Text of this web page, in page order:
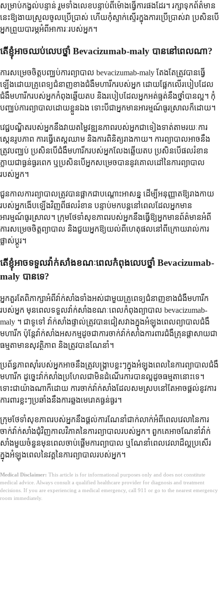
សម្រាប់កង្វល់បន្ទាន់ រួមទាំងលេខបន្ទាប់ពីម៉ោងធ្វើការផងដែរ។ រក្សាទុកព័ត៌មាន
នេះឱ្យងាយស្រួលចូលប្រើប្រាស់ ហើយកុំស្ទាក់ស្ទើរក្នុងការប្រើប្រាស់វា ប្រសិនបើ
អ្នកព្រួយបារម្ភអំពីអាការៈរបស់អ្នក។
តើខ្ញុំអាចឈប់លេបថ្នាំ Bevacizumab-maly បាននៅពេលណា?
ការសម្រេចចិត្តបញ្ឈប់ការព្យាបាល bevacizumab-maly តែងតែត្រូវបានធ្វើ
ឡើងដោយគ្រូពេទ្យជំនាញខាងជំងឺមហារីករបស់អ្នក ដោយផ្អែកលើរបៀបដែល
ជំងឺមហារីករបស់អ្នកកំពុងឆ្លើយតប និងរបៀបដែលអ្នកអត់ធ្មត់នឹងថ្នាំបានល្អ។ កុំ
បញ្ឈប់ការព្យាបាលដោយខ្លួនឯង ទោះបីជាអ្នកមានអារម្មណ៍ធូរស្រាលក៏ដោយ។
វេជ្ជបណ្ឌិតរបស់អ្នកនឹងវាយតម្លៃវឌ្ឍនភាពរបស់អ្នកជាទៀងទាត់តាមរយៈការ
ស្កេនរូបភាព ការធ្វើតេស្តឈាម និងការពិនិត្យរាងកាយ។ ការព្យាបាលអាចនឹង
ត្រូវបញ្ឈប់ ប្រសិនបើជំងឺមហារីករបស់អ្នកលែងឆ្លើយតប ប្រសិនបើផលរំខាន
ក្លាយជាធ្ងន់ធ្ងរពេក ឬប្រសិនបើអ្នកសម្រេចបាននូវគោលដៅនៃការព្យាបាល
របស់អ្នក។
ជួនកាលការព្យាបាលត្រូវបានផ្អាកជាបណ្តោះអាសន្ន ដើម្បីអនុញ្ញាតឱ្យរាងកាយ
របស់អ្នកងើបឡើងវិញពីផលរំខាន បន្ទាប់មកបន្តនៅពេលដែលអ្នកមាន
អារម្មណ៍ធូរស្រាល។ ក្រុមថែទាំសុខភាពរបស់អ្នកនឹងធ្វើឱ្យអ្នកមានព័ត៌មានអំពី
ការសម្រេចចិត្តព្យាបាល និងជួយអ្នកឱ្យយល់ពីហេតុផលនៅពីក្រោយរាល់ការ
ផ្លាស់ប្តូរ។
តើខ្ញុំអាចទទួលវ៉ាក់សាំងខណៈពេលកំពុងលេបថ្នាំ Bevacizumab-
maly បានទេ?
អ្នកគួរតែពិភាក្សាអំពីវ៉ាក់សាំងទាំងអស់ជាមួយគ្រូពេទ្យជំនាញខាងជំងឺមហារីក
របស់អ្នក មុនពេលទទួលវ៉ាក់សាំងខណៈពេលកំពុងព្យាបាល bevacizumab-
maly ។ ជាទូទៅ វ៉ាក់សាំងផ្ទាល់ត្រូវបានជៀសវាងក្នុងអំឡុងពេលព្យាបាលជំងឺ
មហារីក ប៉ុន្តែវ៉ាក់សាំងអសកម្មដូចជាការចាក់វ៉ាក់សាំងការពារជំងឺគ្រុនផ្តាសាយជា
ធម្មតាមានសុវត្ថិភាព និងត្រូវបានណែនាំ។
ប្រព័ន្ធភាពស៊ាំរបស់អ្នកអាចនឹងត្រូវបង្ក្រាបខ្លះៗក្នុងអំឡុងពេលនៃការព្យាបាលជំងឺ
មហារីក ដូច្នេះវ៉ាក់សាំងប្រហែលជាមិនដំណើរការបានល្អដូចធម្មតានោះទេ។
ទោះជាយ៉ាងណាក៏ដោយ ការចាក់វ៉ាក់សាំងដែលសមស្របនៅតែអាចផ្តល់នូវការ
ការពារខ្លះៗប្រឆាំងនឹងការឆ្លងមេរោគធ្ងន់ធ្ងរ។
ក្រុមថែទាំសុខភាពរបស់អ្នកនឹងផ្តល់ការណែនាំជាក់លាក់អំពីពេលវេលានៃការ
ចាក់វ៉ាក់សាំងជុំវិញកាលវិភាគនៃការព្យាបាលរបស់អ្នក។ ពួកគេអាចណែនាំវ៉ាក់
សាំងមួយចំនួនមុនពេលចាប់ផ្តើមការព្យាបាល ឬណែនាំពេលវេលាដ៏ល្អប្រសើរ
ក្នុងអំឡុងពេលនៃវគ្គនៃការព្យាបាលរបស់អ្នក។
Medical Disclaimer: This article is for informational purposes only and does not constitute
medical advice. Always consult a qualified healthcare provider for diagnosis and treatment
decisions. If you are experiencing a medical emergency, call 911 or go to the nearest emergency
room immediately.